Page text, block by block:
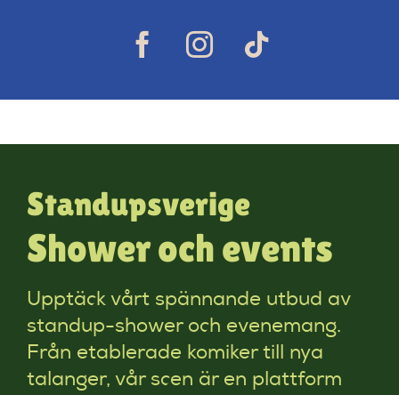
Standupsverige
Shower och events
Upptäck vårt spännande utbud av
standup-shower och evenemang.
Från etablerade komiker till nya
talanger, vår scen är en plattform